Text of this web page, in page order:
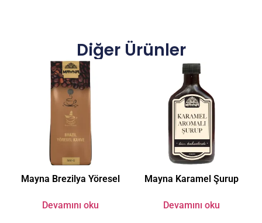
Diğer Ürünler
Mayna Brezilya Yöresel
Devamını oku
Mayna Karamel Şurup
Devamını oku